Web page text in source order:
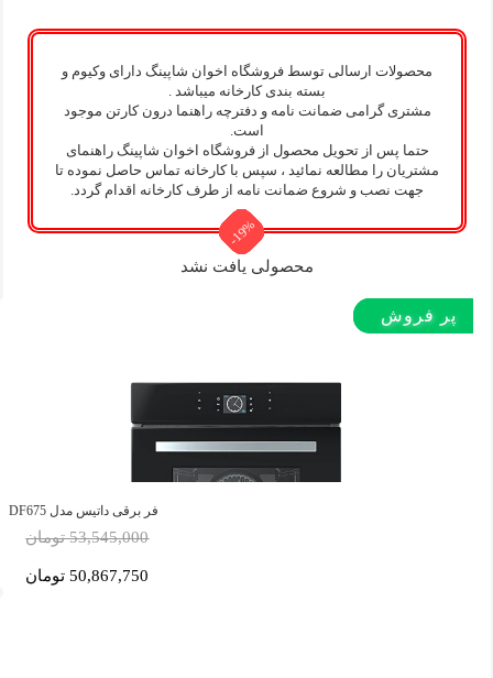
محصولات ارسالی توسط فروشگاه اخوان شاپینگ دارای وکیوم و
بسته بندی کارخانه میباشد .
مشتری گرامی ضمانت نامه و دفترچه راهنما درون کارتن موجود
است.
حتما پس از تحویل محصول از فروشگاه اخوان شاپینگ راهنمای
مشتریان را مطالعه نمائید ، سپس با کارخانه تماس حاصل نموده تا
جهت نصب و شروع ضمانت نامه از طرف کارخانه اقدام گردد.
محصولی یافت نشد
فر برقی داتیس مدل DF675
-5%
53,545,000 تومان
50,867,750 تومان
-19%
-5%
-19%
پر فروش‌
-19%
-19%
پر بازدید
-19%
-19%
پر بازدید
-5%
-5%
-5%
پر بازدید
-19%
پر فروش‌